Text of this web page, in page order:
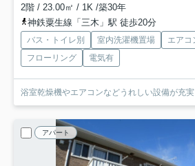
2階 / 23.00㎡ / 1K /築30年
神鉄粟生線「三木」駅 徒歩20分
バス・トイレ別 室内洗濯機置場 エアコ
フローリング
電気有
浴室乾燥機やエアコンなどうれしい設備が充実
アパート